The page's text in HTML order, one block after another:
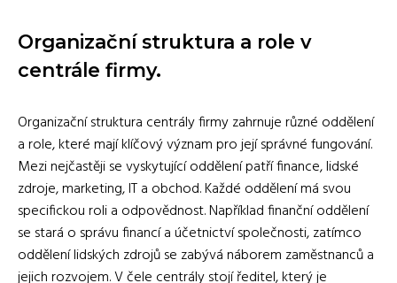
Organizační struktura a role v
centrále firmy.
Organizační struktura centrály firmy zahrnuje různé oddělení
a role, které mají klíčový význam pro její správné fungování.
Mezi nejčastěji se vyskytující oddělení patří finance, lidské
zdroje, marketing, IT a obchod. Každé oddělení má svou
specifickou roli a odpovědnost. Například finanční oddělení
se stará o správu financí a účetnictví společnosti, zatímco
oddělení lidských zdrojů se zabývá náborem zaměstnanců a
jejich rozvojem. V čele centrály stojí ředitel, který je